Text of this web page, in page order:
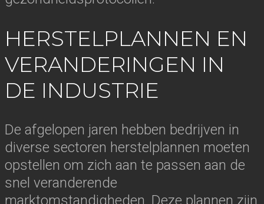
HERSTELPLANNEN EN
VERANDERINGEN IN
DE INDUSTRIE
De afgelopen jaren hebben bedrijven in
diverse sectoren herstelplannen moeten
opstellen om zich aan te passen aan de
snel veranderende
marktomstandigheden. Deze plannen zijn